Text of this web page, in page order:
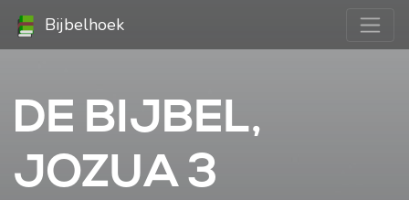
Bijbelhoek
DE BIJBEL,
JOZUA 3